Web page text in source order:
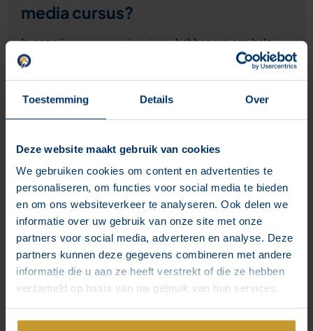
Toestemming Details Over
Deze website maakt gebruik van cookies
We gebruiken cookies om content en advertenties te
personaliseren, om functies voor social media te bieden
en om ons websiteverkeer te analyseren. Ook delen we
informatie over uw gebruik van onze site met onze
partners voor social media, adverteren en analyse. Deze
partners kunnen deze gegevens combineren met andere
informatie die u aan ze heeft verstrekt of die ze hebben
verzameld op basis van uw gebruik van hun services.
media cursus?
In onzeEquipreneurs Academyhebben we een hele
leerzame cursus die je verder kunt helpen in je
Media Boost
helpt jou in alle facetten van social media
zodat jij met je bedrijf kan groeien. Dus, waar wacht je
Facebook Twitter
LinkedIn
Scriptie hippische sector: bij
Clickhorse Marketing kan dat
Lees verder »